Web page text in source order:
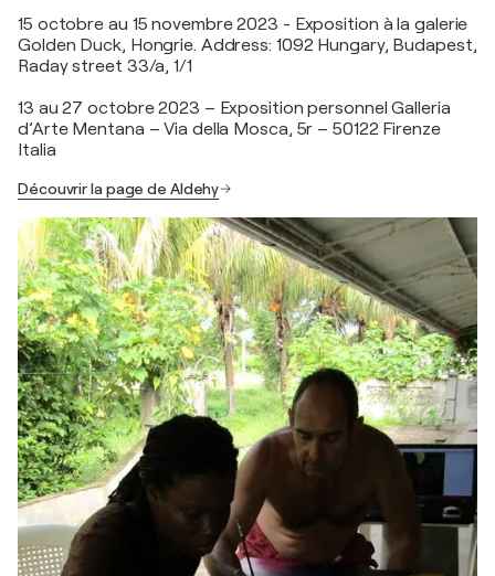
15 octobre au 15 novembre 2023 - Exposition à la galerie
Golden Duck, Hongrie. Address: 1092 Hungary, Budapest,
Raday street 33/a, 1/1
13 au 27 octobre 2023 – Exposition personnel Galleria
d’Arte Mentana – Via della Mosca, 5r – 50122 Firenze
Italia
Découvrir la page de Aldehy